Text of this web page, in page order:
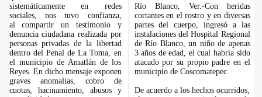
sistemáticamente en redes
sociales, nos tuvo confianza,
al compartir un testimonio y
denuncia ciudadana realizada por
personas privadas de la libertad
dentro del Penal de La Toma, en
el municipio de Amatlán de los
Reyes. En dicho mensaje exponen
graves anomalías, cobro de
cuotas, hacinamiento, abusos y
Río Blanco, Ver.-Con heridas
cortantes en el rostro y en diversas
partes del cuerpo, ingresó a las
instalaciones del Hospital Regional
de Río Blanco, un niño de apenas
3 años de edad, el cual habría sido
atacado por su propio padre en el
municipio de Coscomatepec.
De acuerdo a los hechos ocurridos,